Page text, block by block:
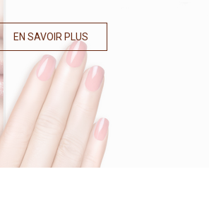
EN SAVOIR PLUS